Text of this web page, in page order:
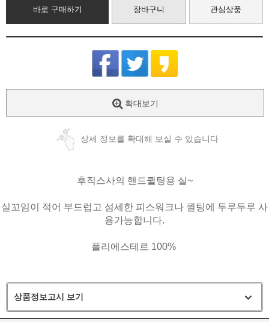
바로 구매하기 장바구니 관심상품
확대보기
상세 정보를 확대해 보실 수 있습니다
후직스사의 핸드퀼팅용 실~
실꼬임이 적어 부드럽고 섬세한 피스워크나 퀼팅에 두루두루 사
용가능합니다.
폴리에스테르 100%
상품정보고시 보기